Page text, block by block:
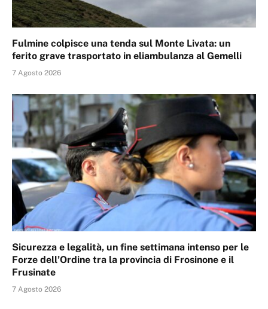
Fulmine colpisce una tenda sul Monte Livata: un
ferito grave trasportato in eliambulanza al Gemelli
7 Agosto 2026
Sicurezza e legalità, un fine settimana intenso per le
Forze dell’Ordine tra la provincia di Frosinone e il
Frusinate
7 Agosto 2026